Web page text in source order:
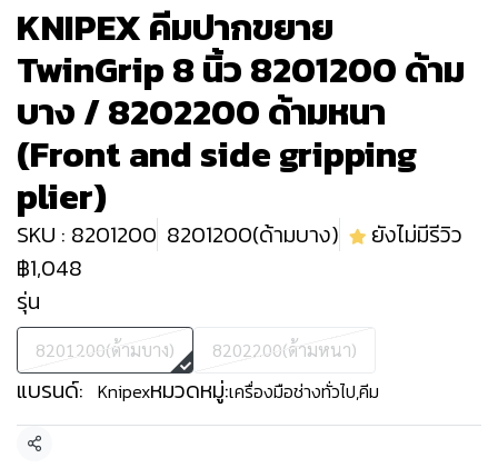
KNIPEX คีมปากขยาย
TwinGrip 8 นิ้ว 8201200 ด้าม
บาง / 8202200 ด้ามหนา
(Front and side gripping
plier)
SKU : 8201200 8201200(ด้ามบาง)
ยังไม่มีรีวิว
฿1,048
รุ่น
8201200(ด้ามบาง) 8202200(ด้ามหนา)
แบรนด์: Knipexหมวดหมู่:เครื่องมือช่างทั่วไป,คีม
แชร์